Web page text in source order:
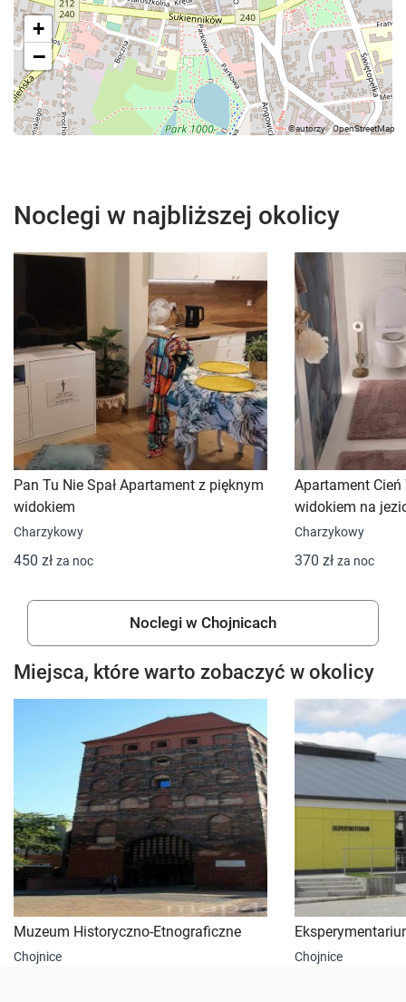
+
−
Noclegi w najbliższej okolicy
Pan Tu Nie Spał Apartament z pięknym
widokiem
Charzykowy
450 zł za noc
Apartament
widokiem na
Charzykowy
370 zł za noc
Noclegi w Chojnicach
Miejsca, które warto zobaczyć w okolicy
Muzeum Historyczno-Etnograficzne
Chojnice Chojnice